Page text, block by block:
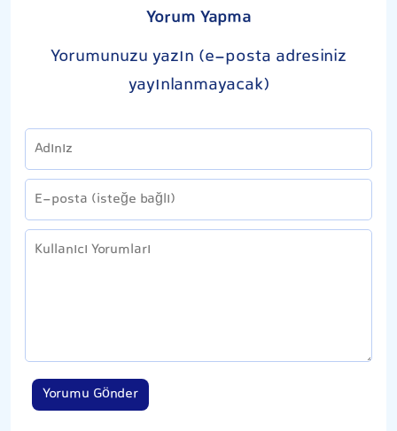
Yorum Yapma
Yorumunuzu yazın (e-posta adresiniz
yayınlanmayacak)
Yorumu Gönder